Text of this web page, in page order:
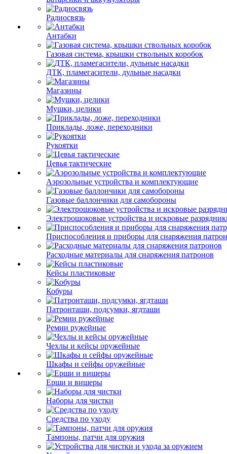
Радиосвязь
Антабки
Газовая система, крышки ствольных коробок
ДТК, пламегасители, дульные насадки
Магазины
Мушки, целики
Приклады, ложе, переходники
Рукоятки
Цевья тактические
Аэрозольные устройства и комплектующие
Газовые баллончики для самобороны
Электрошоковые устройства и искровые
Приспособления и приборы для снаряжения
Расходные материалы для снаряжения патронов
Кейсы пластиковые
Кобуры
Патронташи, подсумки, ягдташи
Ремни ружейные
Чехлы и кейсы оружейные
Шкафы и сейфы оружейные
Ерши и вишеры
Наборы для чистки
Средства по уходу
Тампоны, патчи для оружия